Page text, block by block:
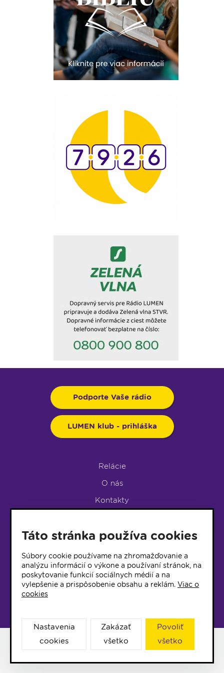
Podporte Vaše rádio
LUMEN klub - prihláška
Relácie
O nás
Kontakty
LUMEN KLUB
LUMEN KLUB PRIHLÁŠKA
© 2017 Rádio Lumen, Všetky práva vyhradené
Facebook
Táto stránka používa cookies
Súbory cookie používame na zhromažďovanie a
analýzu informácií o výkone a používaní stránok, na
poskytovanie funkcií sociálnych médií a na
vylepšenie a prispôsobenie obsahu a reklám. Viac o
cookies
Nastavenia
cookies
Zakázať
všetko
Povoliť
všetko